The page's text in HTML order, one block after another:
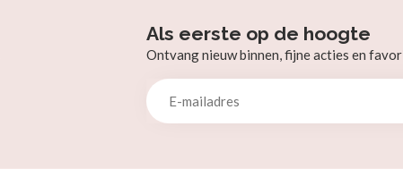
Als eerste op de hoogte
Ontvang nieuw binnen, fijne acties en